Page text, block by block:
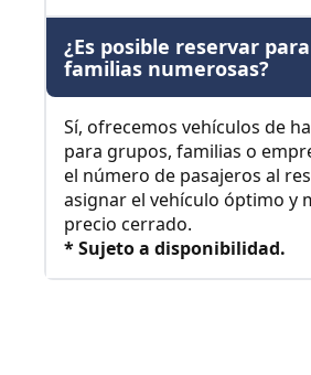
¿Es posible reservar
familias numerosas?
Sí, ofrecemos vehículos de
para grupos, familias o
el número de pasajeros al
asignar el vehículo óptimo y
precio cerrado.
* Sujeto a disponibilidad.